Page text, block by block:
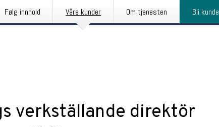
Følg innhold Våre kunder Om tjenesten Bli kunde
verkställande direktör